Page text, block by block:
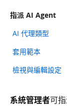
指派 AI Agent
AI 代理類型
套用範本
檢視與編輯設定
系統管理者可